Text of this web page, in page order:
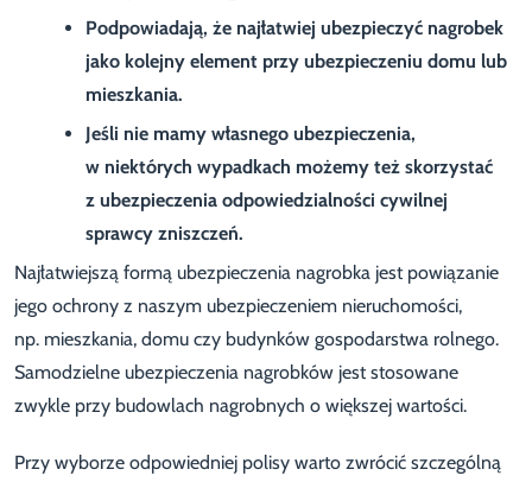
Podpowiadają, że najłatwiej ubezpieczyć nagrobek
jako kolejny element przy ubezpieczeniu domu lub
mieszkania.
Jeśli nie mamy własnego ubezpieczenia,
w niektórych wypadkach możemy też skorzystać
z ubezpieczenia odpowiedzialności cywilnej
sprawcy zniszczeń.
Najłatwiejszą formą ubezpieczenia nagrobka jest powiązanie
jego ochrony z naszym ubezpieczeniem nieruchomości,
np. mieszkania, domu czy budynków gospodarstwa rolnego.
Samodzielne ubezpieczenia nagrobków jest stosowane
zwykle przy budowlach nagrobnych o większej wartości.
Przy wyborze odpowiedniej polisy warto zwrócić szczególną